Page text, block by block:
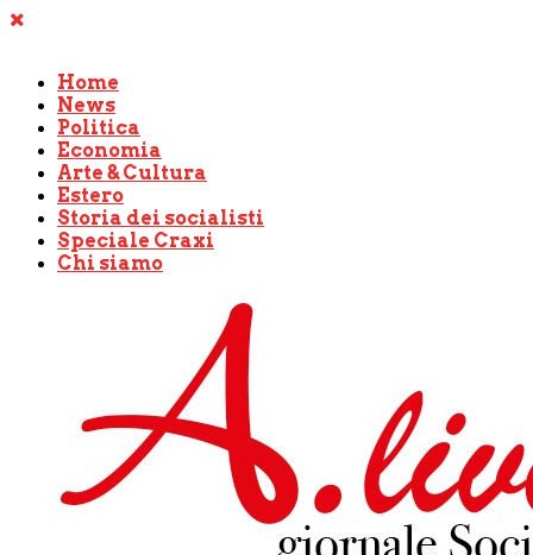
Home
News
Politica
Economia
Arte & Cultura
Estero
Storia dei socialisti
Speciale Craxi
Chi siamo